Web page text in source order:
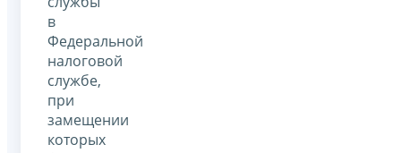
в
Федеральной
налоговой
службе,
при
замещении
которых